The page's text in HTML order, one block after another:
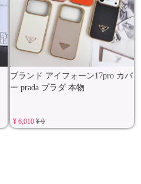
ブランド アイフォーン17pro カバ
ー prada プラダ 本物
¥ 6,010¥ 0